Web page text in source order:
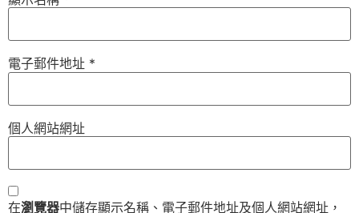
電子郵件地址 *
個人網站網址
在瀏覽器中儲存顯示名稱、電子郵件地址及個人網站網址，